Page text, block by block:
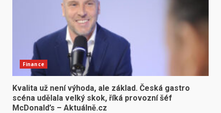
Finance
Kvalita už není výhoda, ale základ. Česká gastro
scéna udělala velký skok, říká provozní šéf
McDonald’s – Aktuálně.cz